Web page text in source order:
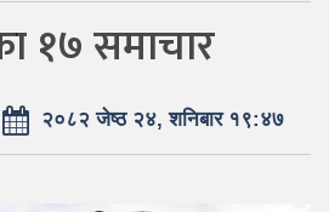
१७ समाचार
२०८२ जेष्ठ २४, शनिबार १९:४७